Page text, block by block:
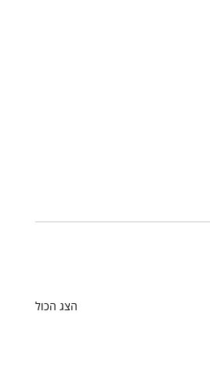
הצג הכול